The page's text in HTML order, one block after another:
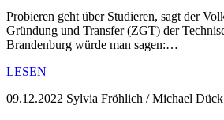
Probieren geht über Studieren, sagt der
Gründung und Transfer (ZGT) der
Brandenburg würde man sagen:…
LESEN
09.12.2022 Sylvia Fröhlich / Michael Dück